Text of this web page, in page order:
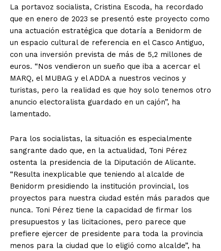
La portavoz socialista, Cristina Escoda, ha recordado
que en enero de 2023 se presentó este proyecto como
una actuación estratégica que dotaría a Benidorm de
un espacio cultural de referencia en el Casco Antiguo,
con una inversión prevista de más de 5,2 millones de
euros. “Nos vendieron un sueño que iba a acercar el
MARQ, el MUBAG y el ADDA a nuestros vecinos y
turistas, pero la realidad es que hoy solo tenemos otro
anuncio electoralista guardado en un cajón”, ha
lamentado.
Para los socialistas, la situación es especialmente
sangrante dado que, en la actualidad, Toni Pérez
ostenta la presidencia de la Diputación de Alicante.
“Resulta inexplicable que teniendo al alcalde de
Benidorm presidiendo la institución provincial, los
proyectos para nuestra ciudad estén más parados que
nunca. Toni Pérez tiene la capacidad de firmar los
presupuestos y las licitaciones, pero parece que
prefiere ejercer de presidente para toda la provincia
menos para la ciudad que lo eligió como alcalde”, ha